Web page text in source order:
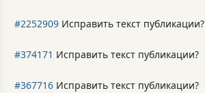
#2252909 Исправить текст публикации?
#374171 Исправить текст публикации?
#367716 Исправить текст публикации?